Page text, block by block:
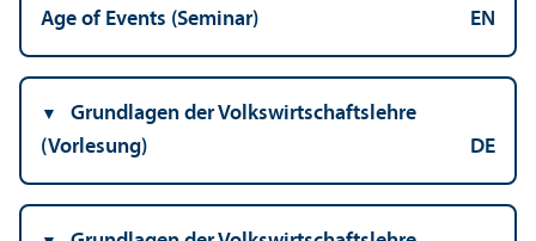
Age of Events (Seminar)
EN
Grundlagen der Volkswirtschafts­lehre
(Vorlesung)
DE